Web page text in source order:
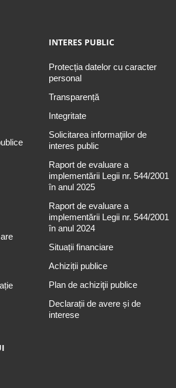
INTERES PUBLIC
Protecția datelor cu caracter
personal
Transparență
Integritate
Solicitarea informaţiilor de
interes public
Raport de evaluare a
implementării Legii nr. 544/2001
în anul 2025
Raport de evaluare a
implementării Legii nr. 544/2001
în anul 2024
Situații financiare
Achiziții publice
Plan de achiziţii publice
Declarații de avere și de
interese